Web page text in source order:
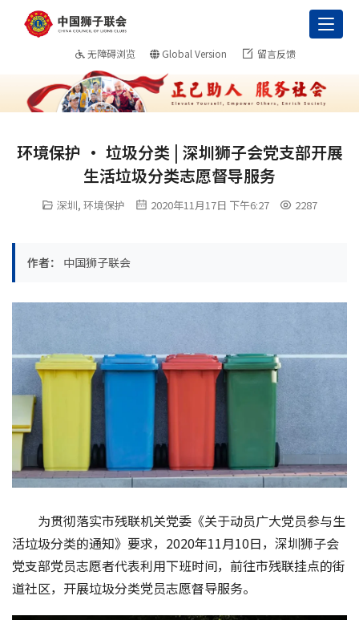
无障碍浏览 Global Version 留言反馈
环境保护 · 垃圾分类 | 深圳狮子会党支部开展
生活垃圾分类志愿督导服务
深圳, 环境保护 2020年11月17日 下午6:27 2287
作者： 中国狮子联会
为贯彻落实市残联机关党委《关于动员广大党员参与生
活垃圾分类的通知》要求，2020年11月10日，深圳狮子会
党支部党员志愿者代表利用下班时间，前往市残联挂点的街
道社区，开展垃圾分类党员志愿督导服务。